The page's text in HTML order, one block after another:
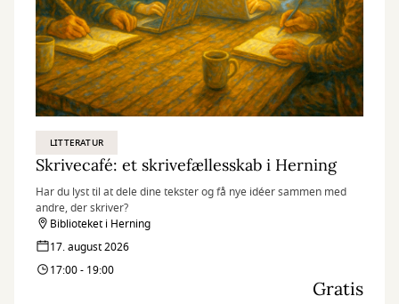
LITTERATUR
Skrivecafé: et skrivefællesskab i Herning
Har du lyst til at dele dine tekster og få nye idéer sammen med
andre, der skriver?
Biblioteket i Herning
17. august 2026
17:00 - 19:00
Gratis